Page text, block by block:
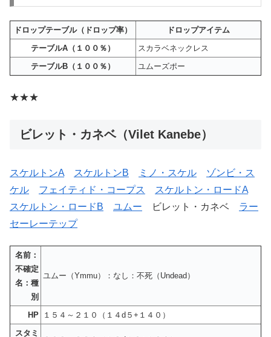
ドロップテーブル（ドロップ率）
ドロップアイテム
テーブルA（１００％）
スカラベネックレス
テーブルB（１００％）
ユムーズポー
★★★
ビレット・カネベ（Vilet Kanebe）
スケルトンA スケルトンB ミノ・スケル
ゾンビ・ス
ケル
フェイティド・コープス
スケルトン・ロードA
スケルトン・ロードB
ユムー ビレット・カネベ ラー
セーレーテップ
名前：
不確定
名：種
別
ユムー（Ymmu）：なし：不死（Undead）
HP
１５４～２１０（１４d５+１４０）
スタミ